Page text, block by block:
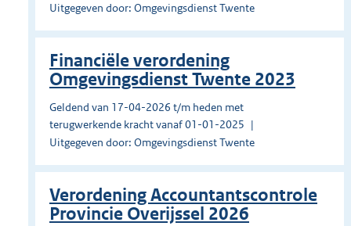
Uitgegeven door: Omgevingsdienst Twente
Financiële verordening
Omgevingsdienst Twente 2023
Geldend van 17-04-2026 t/m heden met
terugwerkende kracht vanaf 01-01-2025
Uitgegeven door: Omgevingsdienst Twente
Verordening Accountantscontrole
Provincie Overijssel 2026